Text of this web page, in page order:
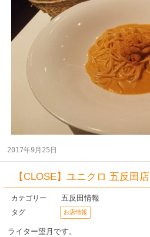
2017年9月25日
【CLOSE】ユニクロ 五反田店
カテゴリー 五反田情報
タグ お店情報
ライター望月です。